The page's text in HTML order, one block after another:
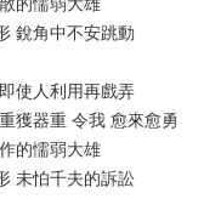
銳角中不安跳動
使人利用再戲弄
獲器重 令我 愈來愈勇
的懦弱大雄
未怕千夫的訴訟